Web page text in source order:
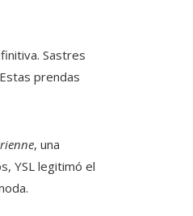
Sastres
prendas
, una
YSL legitimó el